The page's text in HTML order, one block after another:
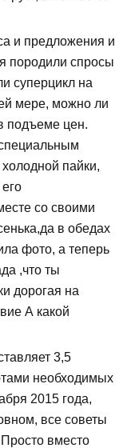
и предложения и
породили спросы
суперцикл на
мере, можно ли
подъеме цен.
пайки,
со своими
в обедах
фото, а теперь
,что ты
дорогая на
А какой
3,5
необходимых
2015 года,
все советы
вместо